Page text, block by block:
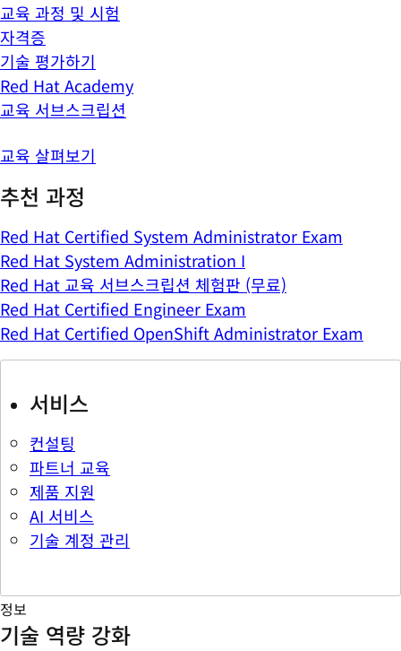
교육 과정 및 시험
자격증
기술 평가하기
Red Hat Academy
교육 서브스크립션
교육 살펴보기
추천 과정
Red Hat Certified System Administrator Exam
Red Hat System Administration I
Red Hat 교육 서브스크립션 체험판 (무료)
Red Hat Certified Engineer Exam
Red Hat Certified OpenShift Administrator Exam
서비스
컨설팅
파트너 교육
제품 지원
AI 서비스
기술 계정 관리
정보
기술 역량 강화